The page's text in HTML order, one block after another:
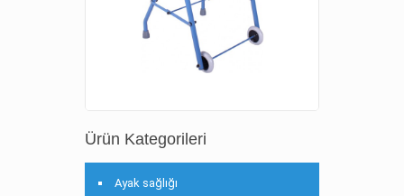
Ürün Kategorileri
Ayak sağlığı